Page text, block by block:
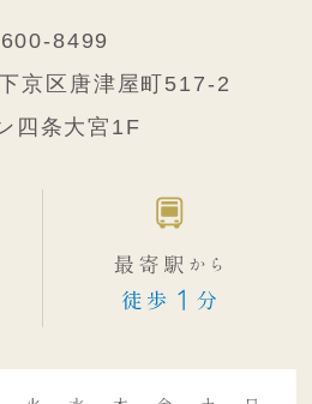
8499
京区唐津屋町517-2
四条大宮1F